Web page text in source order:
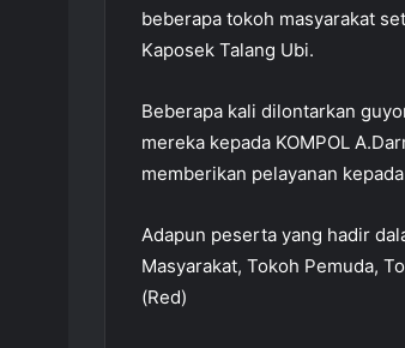
beberapa tokoh masyarakat
Kaposek Talang Ubi.
Beberapa kali dilontarkan
mereka kepada KOMPOL
memberikan pelayanan
Adapun peserta yang hadir
Masyarakat, Tokoh Pemuda,
(Red)